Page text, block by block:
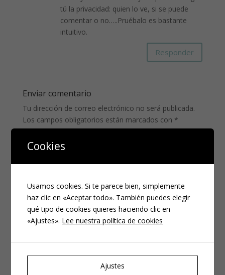
tú la privacidad: quien lo ve, si se puede
comentar o no…..Pruébalo es bastante
intuitivo.
Responder
Enviar comentario
Tu dirección de correo electrónico no será publicada.
Los campos obligatorios están marcados con *
Cookies
Usamos cookies. Si te parece bien, simplemente
haz clic en «Aceptar todo». También puedes elegir
qué tipo de cookies quieres haciendo clic en
«Ajustes». Lee nuestra política de cookies
Ajustes